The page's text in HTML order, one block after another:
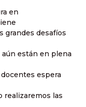
en
grandes desafíos
aún están en plena
espera
realizaremos las